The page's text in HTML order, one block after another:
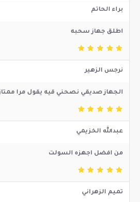
براء الحاتم
اطلق جهاز سحبه
نرجس الزهير
الجهاز صديقي نصحني قيه يقول مرا
عبدالله الخزيمي
من افضل اجهزه السولت
تميم الزهراني